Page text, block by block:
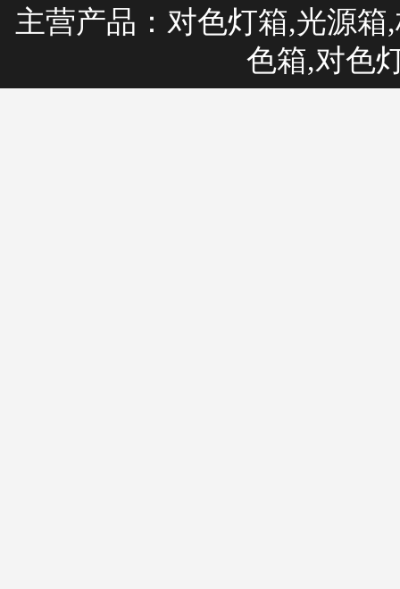
主营产品： 对色灯箱,光源箱,
色箱,对色